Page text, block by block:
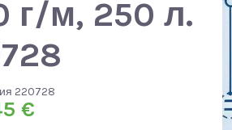
г/м, 250 л.
220728
€